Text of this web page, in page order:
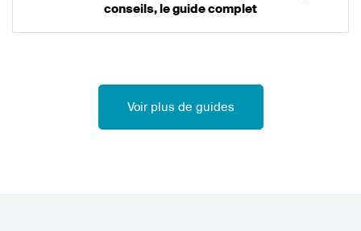
conseils, le guide complet
Voir plus de guides